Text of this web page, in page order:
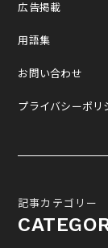
広告掲載
用語集
お問い合わせ
プライバシーポリ
記事カテゴリー